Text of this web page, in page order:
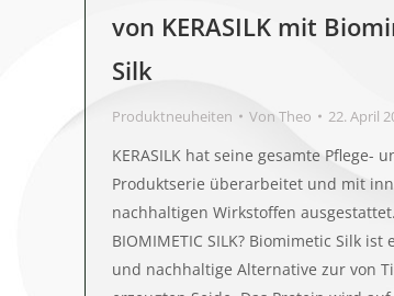
von KERASILK mit
Silk
Produktneuheiten Von Theo 22. April
KERASILK hat seine gesamte Pflege-
Produktserie überarbeitet und mit
nachhaltigen Wirkstoffen
BIOMIMETIC SILK? Biomimetic Silk ist
und nachhaltige Alternative zur von